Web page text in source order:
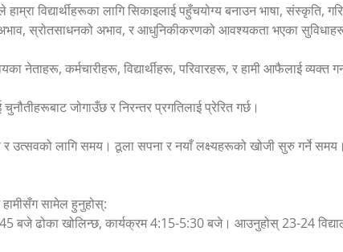
विद्यार्थीहरूका लागि सिकाइलाई पहुँचयोग्य बनाउन भाषा, संस्कृति,
अभाव, स्रोतसाधनको अभाव, र आधुनिकीकरणको आवश्यकता भएका
नेताहरू, कर्मचारीहरू, विद्यार्थीहरू, परिवारहरू, र हामी आफैलाई
जोगाउँछ र निरन्तर प्रगतिलाई प्रेरित गर्छ।
उत्सवको लागि समय। ठूला सपना र नयाँ लक्ष्यहरूको खोजी सुरु गर्ने
सामेल हुनुहोस्:
बजे ढोका खोलिन्छ, कार्यक्रम 4:15-5:30 बजे। आउनुहोस् 23-24